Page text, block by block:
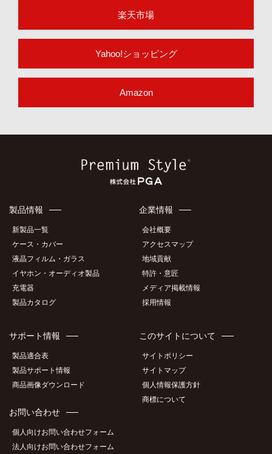
楽天市場
Yahoo!ショッピング
Amazon
製品情報
新製品一覧
ケース・カバー
液晶フィルム・ガラス
イヤホン・オーディオ製品
充電器
製品カタログ
企業情報
会社概要
アクセスマップ
地域貢献
特許・意匠
メディア掲載情報
採用情報
サポート情報
製品適合表
製品サポート情報
商品画像ダウンロード
お問い合わせ
個人向けお問い合わせフォーム
法人向けお問い合わせフォーム
このサイトについて
サイトポリシー
サイトマップ
個人情報保護方針
商標について